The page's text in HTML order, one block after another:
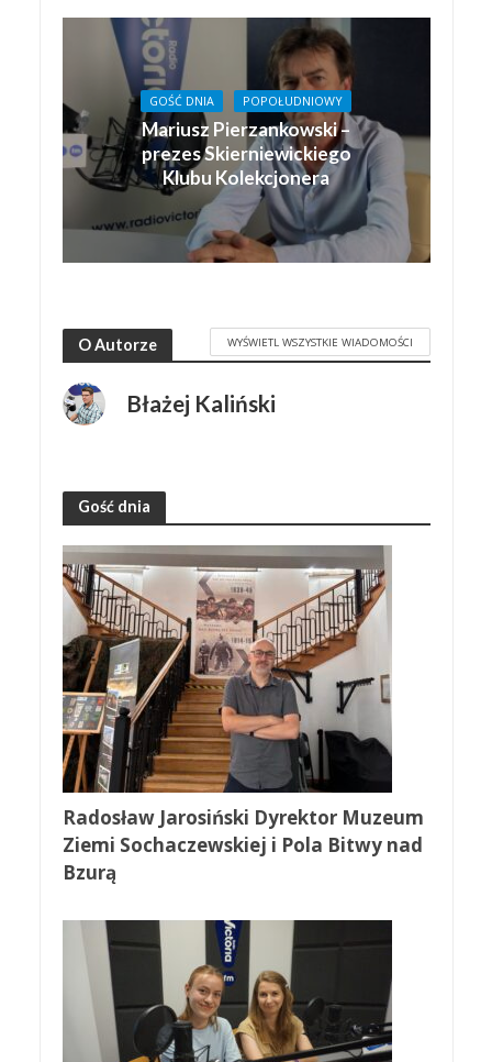
GOŚĆ DNIA POPOŁUDNIOWY
Mariusz Pierzankowski –
prezes Skierniewickiego
Klubu Kolekcjonera
O Autorze WYŚWIETL WSZYSTKIE WIADOMOŚCI
Błażej Kaliński
Gość dnia
Radosław Jarosiński Dyrektor Muzeum
Ziemi Sochaczewskiej i Pola Bitwy nad
Bzurą